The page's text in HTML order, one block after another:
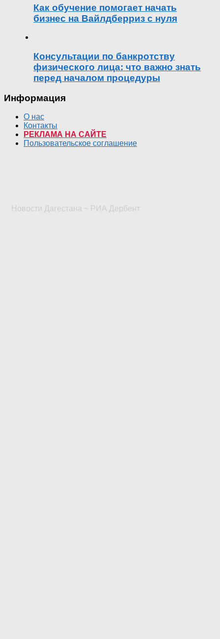
Как обучение помогает начать
бизнес на Вайлдберриз с нуля
Консультации по банкротству
физического лица: что важно знать
перед началом процедуры
Информация
О нас
Контакты
РЕКЛАМА НА САЙТЕ
Пользовательское соглашение
Новости Дагестана ~ РИА Дербент